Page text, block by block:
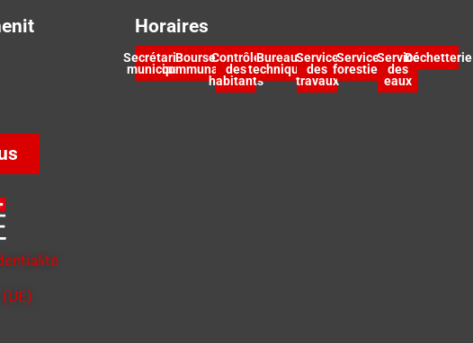
Horaires
Secrétariat
municipal
Bourse
communale
Contrôle
des
habitants
Bureau
technique
Service
des
travaux
Service
forestier
Service
des
eaux
Déchetterie